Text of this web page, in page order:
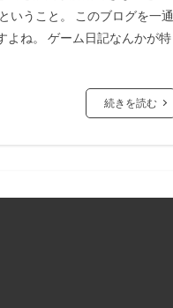
いうこと。 このブログを一通
よね。 ゲーム日記なんかが特
続きを読む